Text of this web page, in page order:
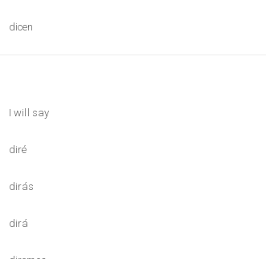
dicen
I will say
diré
dirás
dirá